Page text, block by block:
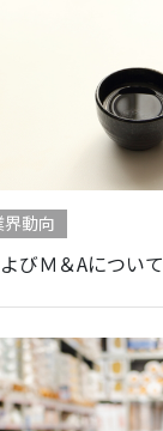
界動向
びＭ＆Aについて